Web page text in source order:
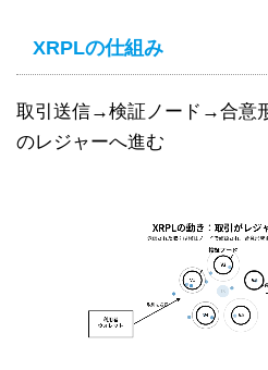
XRPLの仕組み
取引送信→検証ノード→合意
のレジャーへ進む